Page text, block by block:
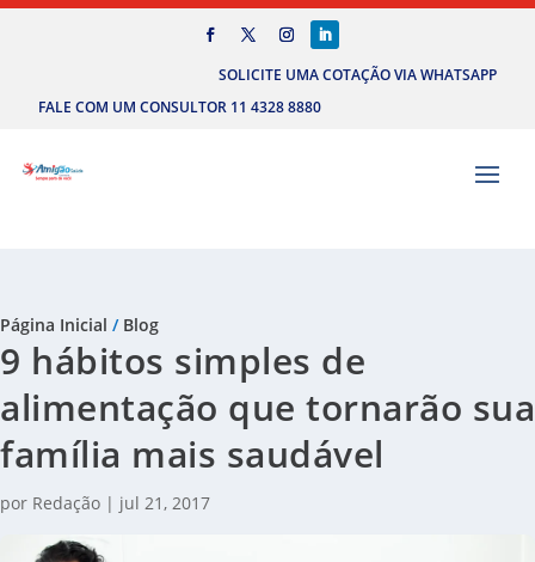
SOLICITE UMA COTAÇÃO VIA WHATSAPP
FALE COM UM CONSULTOR 11 4328 8880
Página Inicial / Blog
9 hábitos simples de
alimentação que tornarão sua
família mais saudável
por Redação | jul 21, 2017